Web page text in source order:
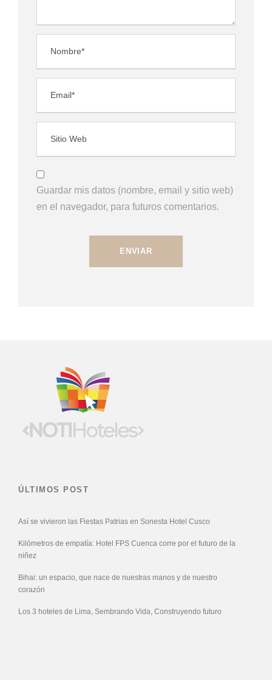
Guardar mis datos (nombre, email y sitio web)
en el navegador, para futuros comentarios.
ÚLTIMOS POST
Así se vivieron las Fiestas Patrias en Sonesta Hotel Cusco
Kilómetros de empatía: Hotel FPS Cuenca corre por el futuro de la
niñez
Bihai: un espacio, que nace de nuestras manos y de nuestro
corazón
Los 3 hoteles de Lima, Sembrando Vida, Construyendo futuro